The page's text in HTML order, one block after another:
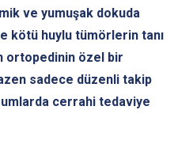
ve yumuşak dokuda
kötü huylu tümörlerin tanı
ortopedinin özel bir
sadece düzenli takip
cerrahi tedaviye